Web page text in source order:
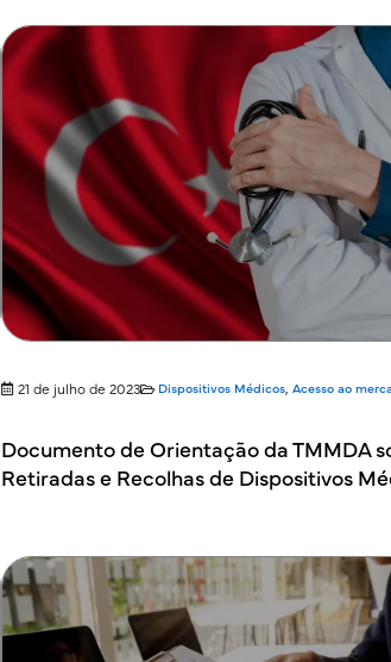
21 de julho de 2023 Dispositivos Médicos, Acesso ao
Documento de Orientação da TMMDA
Retiradas e Recolhas de Dispositivos